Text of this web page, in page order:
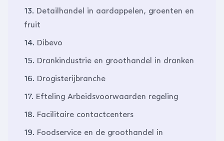
13. Detailhandel in aardappelen, groenten en
fruit
14. Dibevo
15. Drankindustrie en groothandel in dranken
16. Drogisterijbranche
17. Efteling Arbeidsvoorwaarden regeling
18. Facilitaire contactcenters
19. Foodservice en de groothandel in